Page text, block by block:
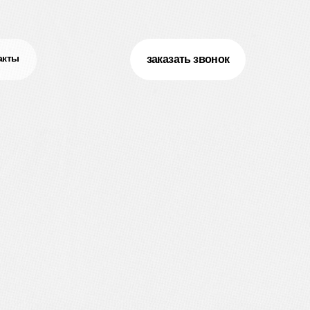
заказать звонок
заказать звонок